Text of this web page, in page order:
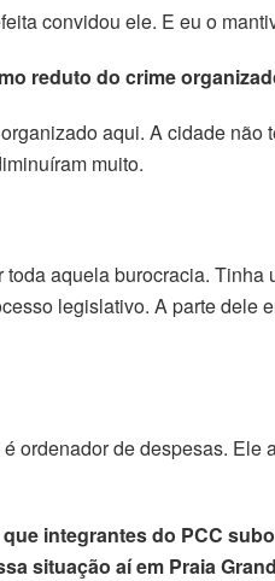
convidou ele. E eu o
reduto do crime
aqui. A cidade não
muito.
aquela burocracia.
legislativo. A parte dele
ordenador de despesas. Ele
integrantes do PCC
situação aí em Praia